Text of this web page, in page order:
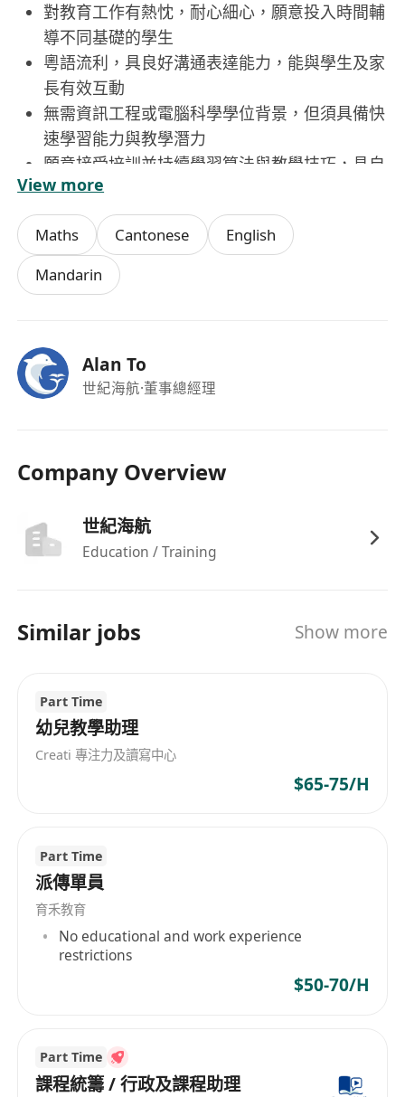
對教育工作有熱忱，耐心細心，願意投入時間輔
導不同基礎的學生
粵語流利，具良好溝通表達能力，能與學生及家
長有效互動
無需資訊工程或電腦科學學位背景，但須具備快
速學習能力與教學潛力
願意接受培訓並持續學習算法與教學技巧，具自
我驅動力者尤佳
福利
提供具競爭力的薪酬結構，並設有績效獎勵機制
彈性工作安排，全職或兼職均可依個人情況協商
完整的編程教學系統培訓，由基礎逐步引導成為
領域專才
融入積極合作的教學團隊，共同研發課程與教
View more
Maths Cantonese
English
Mandarin
Alan To
世紀海航·董事總經理
Company Overview
世紀海航
Education / Training
Similar jobs Show more
Part Time
幼兒教學助理
Creati 專注力及讀寫中心
$65-75/H
Part Time
派傳單員
育禾教育
No educational and work experience
restrictions
$50-70/H
Part Time
課程統籌 / 行政及課程助理